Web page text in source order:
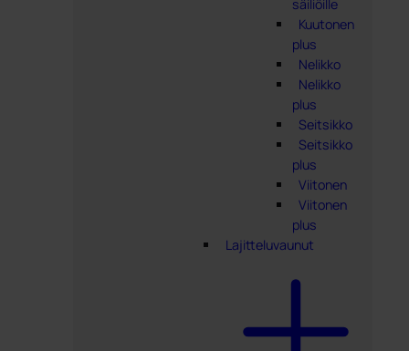
säiliöille
Kuutonen
plus
Nelikko
Nelikko
plus
Seitsikko
Seitsikko
plus
Viitonen
Viitonen
plus
Lajitteluvaunut